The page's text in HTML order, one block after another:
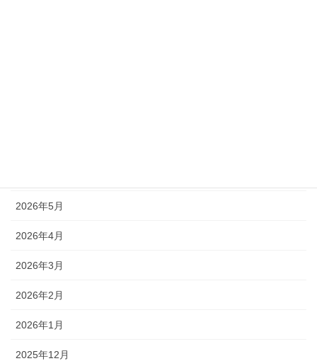
2026年5月
2026年4月
2026年3月
2026年2月
2026年1月
2025年12月